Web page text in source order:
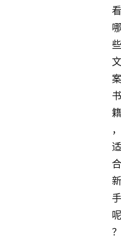
看
哪
些
文
案
书
籍
，
适
合
新
手
呢
？